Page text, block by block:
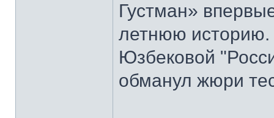
Густман»
летнюю историю.
Юзбековой
обманул жюри